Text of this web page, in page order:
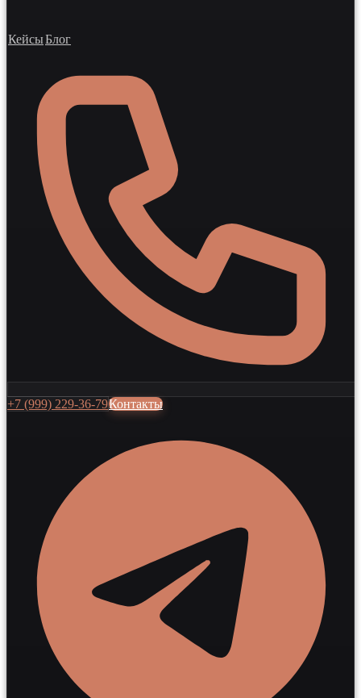
КейсыБлог
+7 (999) 229-36-79Контакты